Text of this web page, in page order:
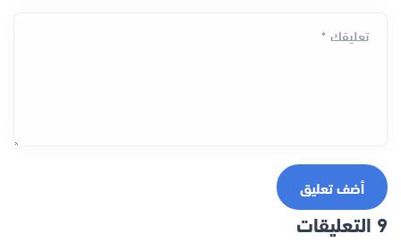
تعليقك *
أضف تعليق
9 التعليقات